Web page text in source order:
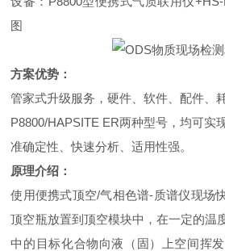
图
方案优势：
管家式升级服务，硬件、软件、配件、
P8800/HAPSITE ER两种型号，均可实
准确定性、快速分析、适用性强。
原理介绍：
使用便携式顶空/气相色谱-质谱仪现场
顶空瓶放置到顶空模块中，在一定的温
中的目标化合物向液（固）上空间挥